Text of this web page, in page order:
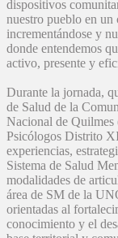
dispositivos
nuestro pueblo en un
incrementándose y
donde entendemos
activo, presente y
Durante la jornada,
de Salud de la
Nacional de
Psicólogos Distrito
experiencias,
Sistema de Salud
modalidades de
área de SM de la
orientadas al
conocimiento y el